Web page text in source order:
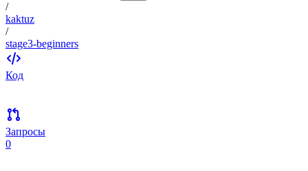
/
kaktuz
/
stage3-beginners
Код
Запросы
0